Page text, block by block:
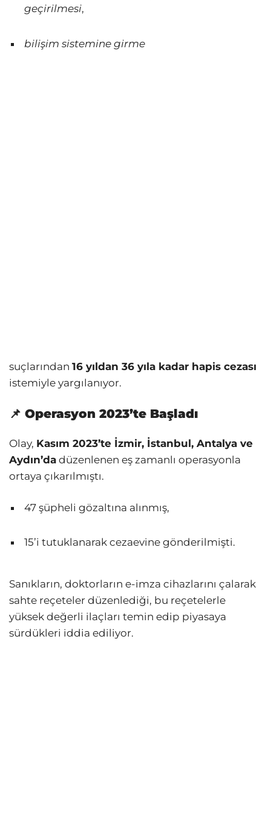
geçirilmesi,
bilişim sistemine girme
suçlarından 16 yıldan 36 yıla kadar hapis cezası
istemiyle yargılanıyor.
📌 Operasyon 2023’te Başladı
Olay, Kasım 2023’te İzmir, İstanbul, Antalya ve
Aydın’da düzenlenen eş zamanlı operasyonla
ortaya çıkarılmıştı.
47 şüpheli gözaltına alınmış,
15’i tutuklanarak cezaevine gönderilmişti.
Sanıkların, doktorların e-imza cihazlarını çalarak
sahte reçeteler düzenlediği, bu reçetelerle
yüksek değerli ilaçları temin edip piyasaya
sürdükleri iddia ediliyor.